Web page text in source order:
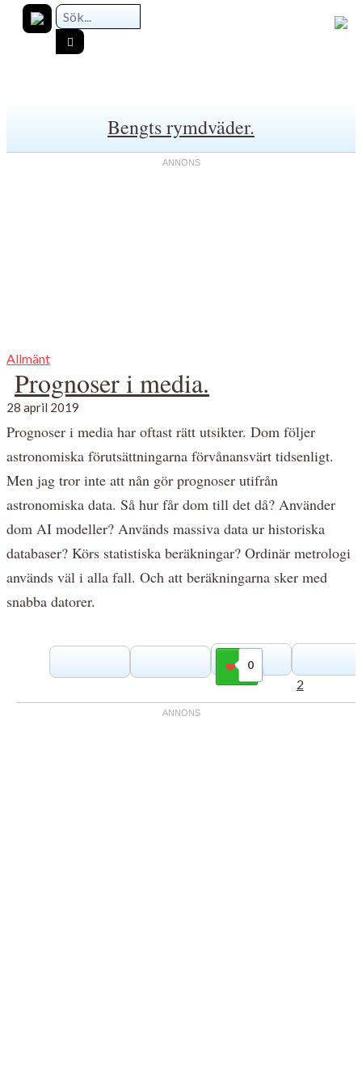
Bengts rymdväder.
Allmänt
Prognoser i media.
28 april 2019
Prognoser i media har oftast rätt utsikter. Dom följer
astronomiska förutsättningarna förvånansvärt tidsenligt.
Men jag tror inte att nån gör prognoser utifrån
astronomiska data. Så hur får dom till det då? Använder
dom AI modeller? Används massiva data ur historiska
databaser? Körs statistiska beräkningar? Ordinär metrologi
används väl i alla fall. Och att beräkningarna sker med
snabba datorer.
0
Gilla
2